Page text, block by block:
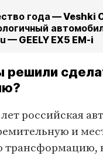
года — Veshki
— GEELY EX5 EM-i
решили
российская
и
трансформацию,